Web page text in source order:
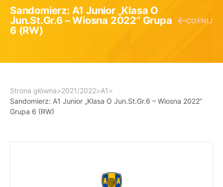
Sandomierz: A1 Junior „Klasa O
Jun.St.Gr.6 – Wiosna 2022” Grupa
6 (RW)
COFNIJ
Strona główna>2021/2022>A1>
Sandomierz: A1 Junior „Klasa O Jun.St.Gr.6 – Wiosna 2022”
Grupa 6 (RW)